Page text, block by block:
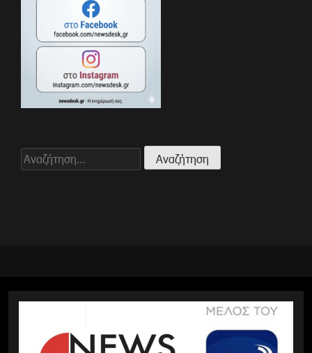
Αναζήτηση
για: